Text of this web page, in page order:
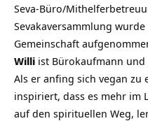
Seva-Büro/
Sevakaversammlung
Gemeinschaft
Willi ist Bürokaufmann
Als er anfing sich vegan
inspiriert, dass es mehr im
auf den spirituellen Weg,